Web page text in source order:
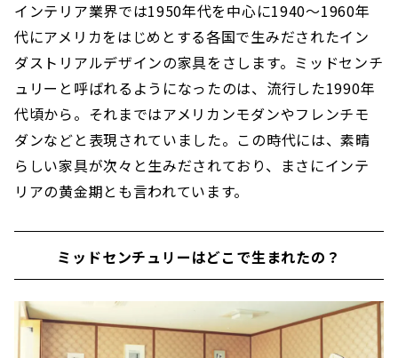
インテリア業界では1950年代を中心に1940～1960年
代にアメリカをはじめとする各国で生みだされたイン
ダストリアルデザインの家具をさします。ミッドセンチ
ュリーと呼ばれるようになったのは、流行した1990年
代頃から。それまではアメリカンモダンやフレンチモ
ダンなどと表現されていました。この時代には、素晴
らしい家具が次々と生みだされており、まさにインテ
リアの黄金期とも言われています。
ミッドセンチュリーはどこで生まれたの？